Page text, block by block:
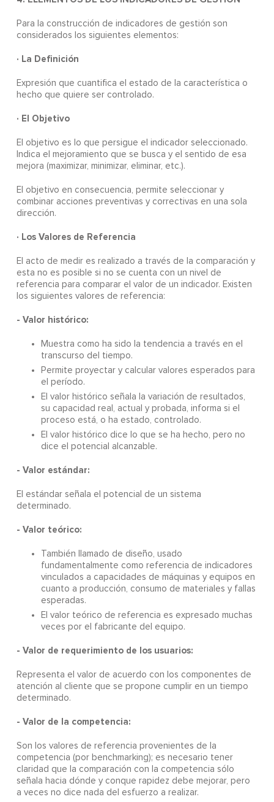
Para la construcción de indicadores de gestión son
considerados los siguientes elementos:
· La Definición
Expresión que cuantifica el estado de la característica o
hecho que quiere ser controlado.
· El Objetivo
El objetivo es lo que persigue el indicador seleccionado.
Indica el mejoramiento que se busca y el sentido de esa
mejora (maximizar, minimizar, eliminar, etc.).
El objetivo en consecuencia, permite seleccionar y
combinar acciones preventivas y correctivas en una sola
dirección.
· Los Valores de Referencia
El acto de medir es realizado a través de la comparación y
esta no es posible si no se cuenta con un nivel de
referencia para comparar el valor de un indicador. Existen
los siguientes valores de referencia:
- Valor histórico:
Muestra como ha sido la tendencia a través en el
transcurso del tiempo.
Permite proyectar y calcular valores esperados para
el período.
El valor histórico señala la variación de resultados,
su capacidad real, actual y probada, informa si el
proceso está, o ha estado, controlado.
El valor histórico dice lo que se ha hecho, pero no
dice el potencial alcanzable.
- Valor estándar:
El estándar señala el potencial de un sistema
determinado.
- Valor teórico:
También llamado de diseño, usado
fundamentalmente como referencia de indicadores
vinculados a capacidades de máquinas y equipos en
cuanto a producción, consumo de materiales y fallas
esperadas.
El valor teórico de referencia es expresado muchas
veces por el fabricante del equipo.
- Valor de requerimiento de los usuarios:
Representa el valor de acuerdo con los componentes de
atención al cliente que se propone cumplir en un tiempo
determinado.
- Valor de la competencia:
Son los valores de referencia provenientes de la
competencia (por benchmarking); es necesario tener
claridad que la comparación con la competencia sólo
señala hacia dónde y conque rapidez debe mejorar, pero
a veces no dice nada del esfuerzo a realizar.